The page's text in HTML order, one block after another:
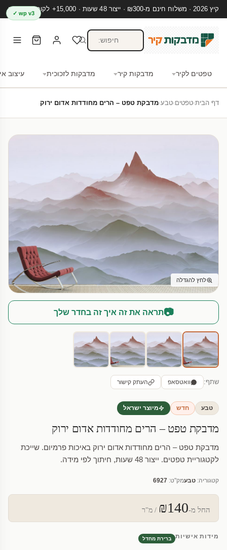
קיץ 2026 · משלוח חינם מ-₪300 · ייצור 48 שעות · 15,000+ לקוחות מרוצים
טפטים לקיר מדבקות קיר מדבקות לזכוכית עיצוב
wp v3 ✓
דף הבית›טפטים›טבע›מדבקת טפט – הרים מחודדות אדום ירוק
לחץ להגדלה
📷תראה את זה איך זה בחדר שלך
שתף: וואטסאפ העתק קישור
טבע חדש מיוצר ישראל
מדבקת טפט – הרים מחודדות אדום ירוק
מדבקת טפט – הרים מחודדות אדום ירוק באיכות פרמיום. שייכת
לקטגוריית טפטים. ייצור 48 שעות, חיתוך לפי מידה.
קטגוריה: טבעמק"ט: 6927
החל מ-₪140 / מ"ר
מידות אישיות ברירת מחדל